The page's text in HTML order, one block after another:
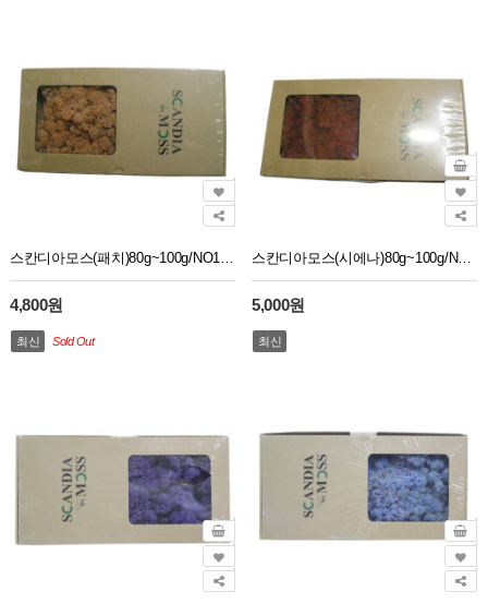
스칸디아모스(패치)80g~100g/NO10568
4,800원
최신 Sold Out
스칸디아모스(시에나)80g~100g/NO10581
5,000원
최신